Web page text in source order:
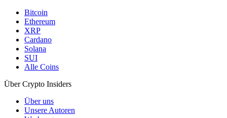
Bitcoin
Ethereum
XRP
Cardano
Solana
SUI
Alle Coins
Über Crypto Insiders
Über uns
Unsere Autoren